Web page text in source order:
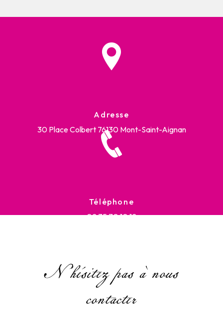
Adresse
30 Place Colbert 76130 Mont-Saint-Aignan
Téléphone
02 35 70 10 12
N'hésitez pas à nous
contacter